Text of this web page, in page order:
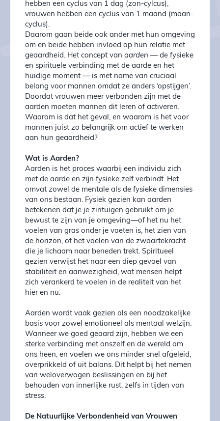
hebben een cyclus van 1 dag (zon-cylcus),
vrouwen hebben een cyclus van 1 maand (maan-
cyclus).
Daarom gaan beide ook ander met hun omgeving
om en beide hebben invloed op hun relatie met
geaardheid. Het concept van aarden — de fysieke
en spirituele verbinding met de aarde en het
huidige moment — is met name van cruciaal
belang voor mannen omdat ze anders ‘opstijgen’.
Doordat vrouwen meer verbonden zijn met de
aarden moeten mannen dit leren of activeren.
Waarom is dat het geval, en waarom is het voor
mannen juist zo belangrijk om actief te werken
aan hun geaardheid?
Wat is Aarden?
Aarden is het proces waarbij een individu zich
met de aarde en zijn fysieke zelf verbindt. Het
omvat zowel de mentale als de fysieke dimensies
van ons bestaan. Fysiek gezien kan aarden
betekenen dat je je zintuigen gebruikt om je
bewust te zijn van je omgeving—of het nu het
voelen van gras onder je voeten is, het zien van
de horizon, of het voelen van de zwaartekracht
die je lichaam naar beneden trekt. Spiritueel
gezien verwijst het naar een diep gevoel van
stabiliteit en aanwezigheid, wat mensen helpt
zich verankerd te voelen in de realiteit van het
hier en nu.
Aarden wordt vaak gezien als een noodzakelijke
basis voor zowel emotioneel als mentaal welzijn.
Wanneer we goed geaard zijn, hebben we een
sterke verbinding met onszelf en de wereld om
ons heen, en voelen we ons minder snel afgeleid,
overprikkeld of uit balans. Dit helpt bij het nemen
van weloverwogen beslissingen en bij het
behouden van innerlijke rust, zelfs in tijden van
stress.
De Natuurlijke Verbondenheid van Vrouwen